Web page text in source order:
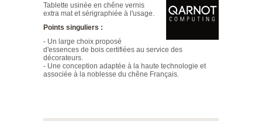
Tablette usinée en chêne vernis
extra mat et sérigraphiée à l'usage.
Points singuliers :
- Un large choix proposé
d'essences de bois certifiées au service des
décorateurs.
- Une conception adaptée à la haute technologie et
associée à la noblesse du chêne Français.